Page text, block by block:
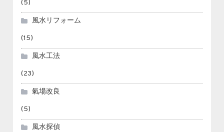
(5)
風水リフォーム
(15)
風水工法
(23)
氣場改良
(5)
風水探偵